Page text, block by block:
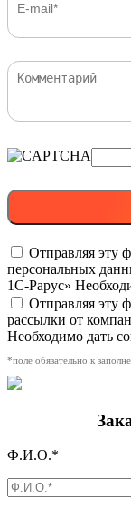
Отправляя эту
персональных
1С-Рарус»
Отправляя эту
рассылки от
Необходимо дать
*поле обязательно к
Ф.И.О.*